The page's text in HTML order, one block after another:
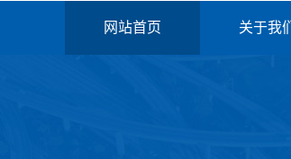
网站首页 关于我们